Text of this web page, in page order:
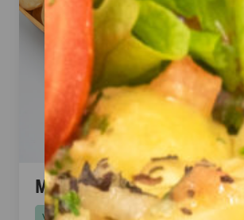
Mini Pitabrot
vegan